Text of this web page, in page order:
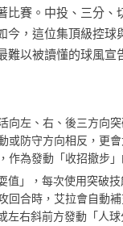
比賽。中投、三分
今，這位集頂級控
難以被讀懂的球風
向左、右、後三方向
或防守方向相反，更
作為發動「收招撤步
值」，每次使用突破
回合時，艾拉會自動
左右斜前方發動「人